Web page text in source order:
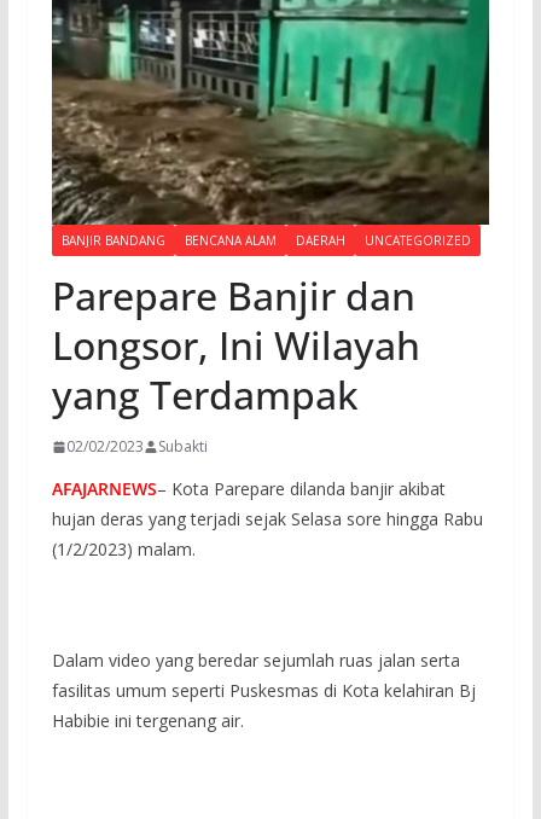
BANJIR BANDANG BENCANA ALAM DAERAH UNCATEGORIZED
Parepare Banjir dan
Longsor, Ini Wilayah
yang Terdampak
02/02/2023 Subakti
AFAJARNEWS– Kota Parepare dilanda banjir akibat
hujan deras yang terjadi sejak Selasa sore hingga Rabu
(1/2/2023) malam.
Dalam video yang beredar sejumlah ruas jalan serta
fasilitas umum seperti Puskesmas di Kota kelahiran Bj
Habibie ini tergenang air.